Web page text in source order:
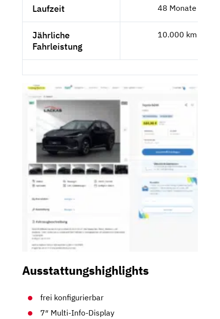
Laufzeit 48 Monate
Jährliche
Fahrleistung
10.000 km
Ausstattungshighlights
frei konfigurierbar
7″ Multi-Info-Display